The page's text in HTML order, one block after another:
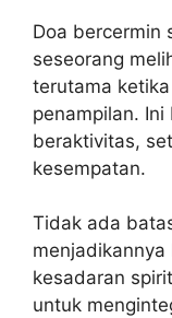
Doa bercermin
seseorang
terutama
penampilan.
beraktivitas,
kesempatan.
Tidak ada
kesadaran
untuk